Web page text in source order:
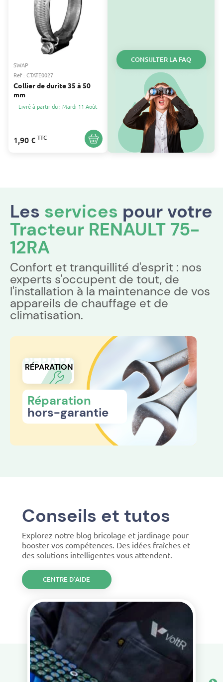
SWAP
Ref : CTATE0027
Collier de durite 35 à 50
mm
Livré à partir du : Mardi 11 Août
1,90 € TTC
CONSULTER LA FAQ
Les services pour votre
Tracteur RENAULT 75-
12RA
Confort et tranquillité d'esprit : nos
experts s'occupent de tout, de
l'installation à la maintenance de vos
appareils de chauffage et de
climatisation.
RÉPARATION
RÉPARATION
Réparation
hors-garantie
Conseils et tutos
Explorez notre blog bricolage et jardinage pour
booster vos compétences. Des idées fraîches et
des solutions intelligentes vous attendent.
CENTRE D’AIDE